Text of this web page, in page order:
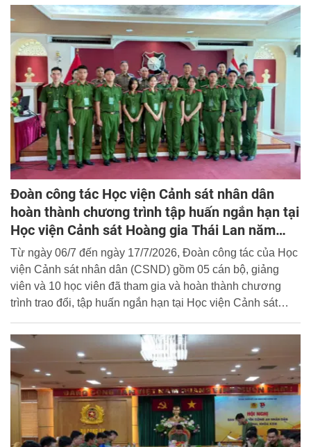
mạng.
Đoàn công tác Học viện Cảnh sát nhân dân
hoàn thành chương trình tập huấn ngắn hạn tại
Học viện Cảnh sát Hoàng gia Thái Lan năm
2026
Từ ngày 06/7 đến ngày 17/7/2026, Đoàn công tác của Học
viện Cảnh sát nhân dân (CSND) gồm 05 cán bộ, giảng
viên và 10 học viên đã tham gia và hoàn thành chương
trình trao đổi, tập huấn ngắn hạn tại Học viện Cảnh sát